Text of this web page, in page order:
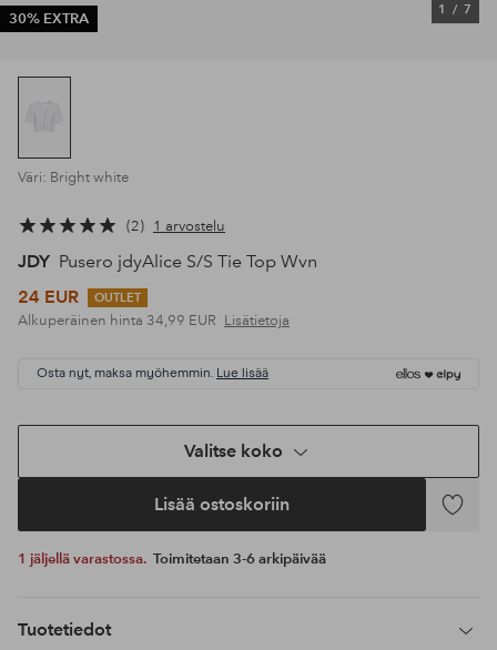
30% EXTRA
1 / 7
Väri: Bright white
2 1 arvostelu
JDY Pusero jdyAlice S/S Tie Top Wvn
24 EUR
OUTLET
Alkuperäinen hinta 34,99 EUR Lisätietoja
Osta nyt, maksa myöhemmin. Lue lisää
Valitse koko
Lisää ostoskoriin
Lisää
1 jäljellä varastossa. Toimitetaan 3-6 arkipäivää
Tuotetiedot